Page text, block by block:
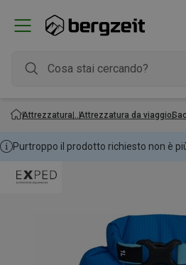
Attrezzatura Attrezzatura da viaggio
Purtroppo il prodotto richiesto non è più